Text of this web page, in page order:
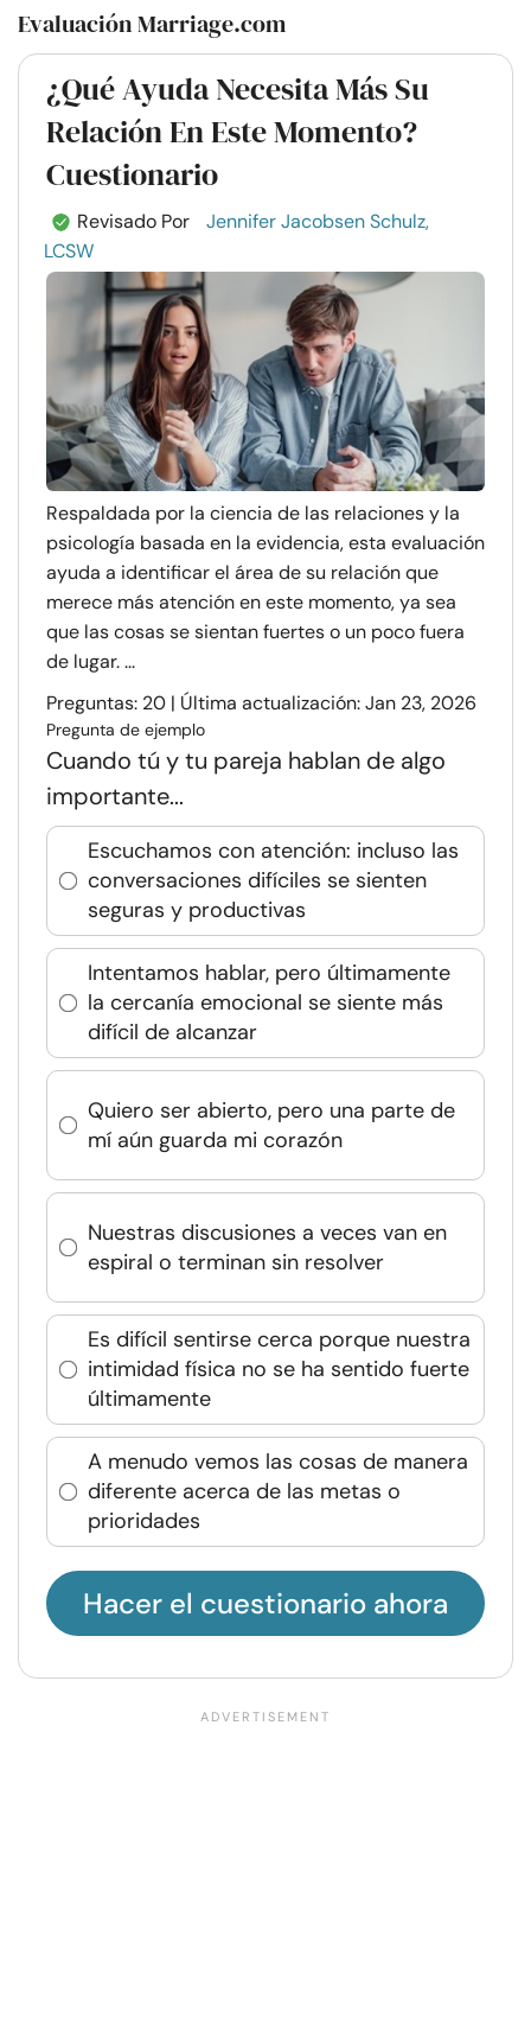
Evaluación Marriage.com
¿Qué Ayuda Necesita Más Su
Relación En Este Momento?
Cuestionario
Revisado Por
Jennifer Jacobsen Schulz,
LCSW
Respaldada por la ciencia de las relaciones y la
psicología basada en la evidencia, esta evaluación
ayuda a identificar el área de su relación que
merece más atención en este momento, ya sea
que las cosas se sientan fuertes o un poco fuera
de lugar. ...
Preguntas: 20 | Última actualización: Jan 23, 2026
Pregunta de ejemplo
Cuando tú y tu pareja hablan de algo
importante...
Escuchamos con atención: incluso las
conversaciones difíciles se sienten
seguras y productivas
Intentamos hablar, pero últimamente
la cercanía emocional se siente más
difícil de alcanzar
Quiero ser abierto, pero una parte de
mí aún guarda mi corazón
Nuestras discusiones a veces van en
espiral o terminan sin resolver
Es difícil sentirse cerca porque nuestra
intimidad física no se ha sentido fuerte
últimamente
A menudo vemos las cosas de manera
diferente acerca de las metas o
prioridades
Hacer el cuestionario ahora